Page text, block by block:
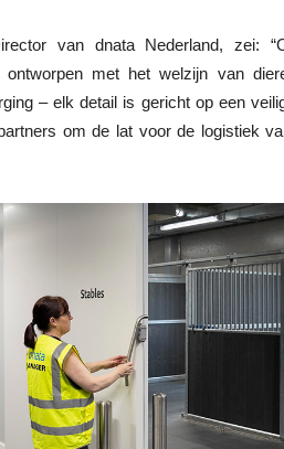
van dnata Nederland, zei:
ontworpen met het welzijn van
– elk detail is gericht op een
om de lat voor de logistiek